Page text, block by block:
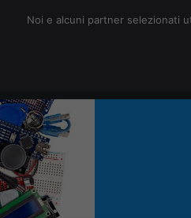
Noi e alcuni partner selezionati